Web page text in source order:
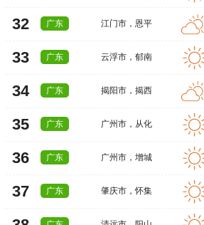
32 广东 江门市 ，恩平
33 广东 云浮市 ，郁南
34 广东 揭阳市 ，揭西
35 广东 广州市 ， 从化
36 广东 广州市 ，增城
37 广东 肇庆市 ，怀集